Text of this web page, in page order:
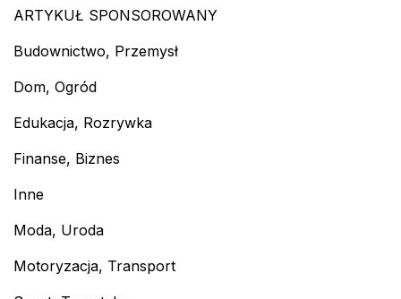
ARTYKUŁ SPONSOROWANY
Budownictwo, Przemysł
Dom, Ogród
Edukacja, Rozrywka
Finanse, Biznes
Inne
Moda, Uroda
Motoryzacja, Transport